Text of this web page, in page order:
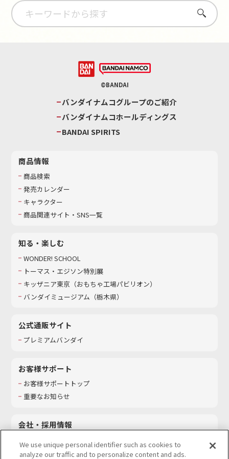
さがす
©BANDAI
バンダイナムコグループのご紹介
バンダイナムコホールディングス
BANDAI SPIRITS
商品情報
商品検索
発売カレンダー
キャラクター
商品関連サイト・SNS一覧
知る・楽しむ
WONDER! SCHOOL
トーマス・エジソン特別展
キッザニア東京（おもちゃ工場パビリオン）​
バンダイミュージアム（栃木県）
公式通販サイト
プレミアムバンダイ
お客様サポート
お客様サポートトップ
重要なお知らせ
会社・採用情報
採用情報
We use unique personal identifier such as cookies to
analyze our traffic and to personalize content and ads.